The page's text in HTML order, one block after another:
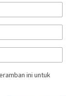
ini untuk